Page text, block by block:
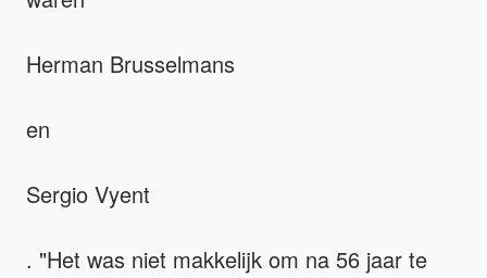
Herman Brusselmans
en
Sergio Vyent
. "Het was niet makkelijk om na 56 jaar te